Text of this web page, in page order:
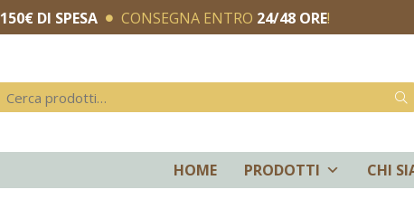
150€ DI SPESA CONSEGNA ENTRO 24/48 ORE!
HOME PRODOTTI CHI